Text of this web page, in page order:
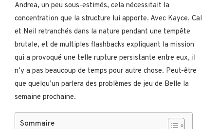
Andrea, un peu sous-estimés, cela nécessitait la
concentration que la structure lui apporte. Avec Kayce, Cal
et Neil retranchés dans la nature pendant une tempête
brutale, et de multiples flashbacks expliquant la mission
qui a provoqué une telle rupture persistante entre eux, il
n’y a pas beaucoup de temps pour autre chose. Peut-être
que quelqu’un parlera des problèmes de jeu de Belle la
semaine prochaine.
Sommaire